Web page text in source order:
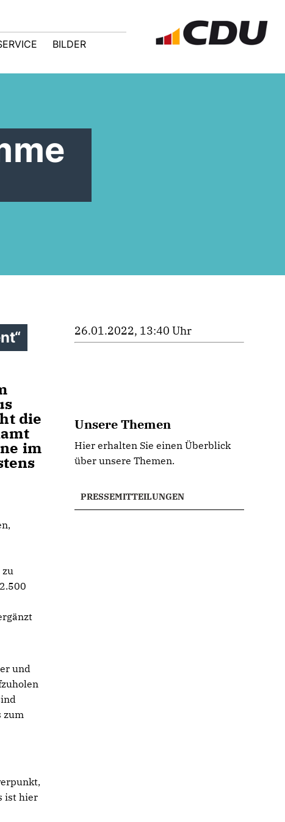
BILDER
die
im
zu
und
zum
ist hier
26.01.2022, 13:40 Uhr
Unsere Themen
Hier erhalten Sie einen Überblick
über unsere Themen.
PRESSEMITTEILUNGEN